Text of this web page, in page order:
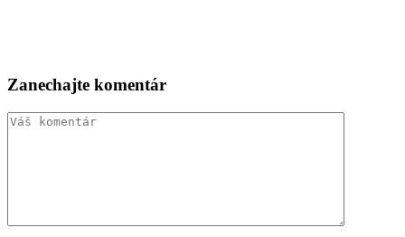
Zanechajte komentár